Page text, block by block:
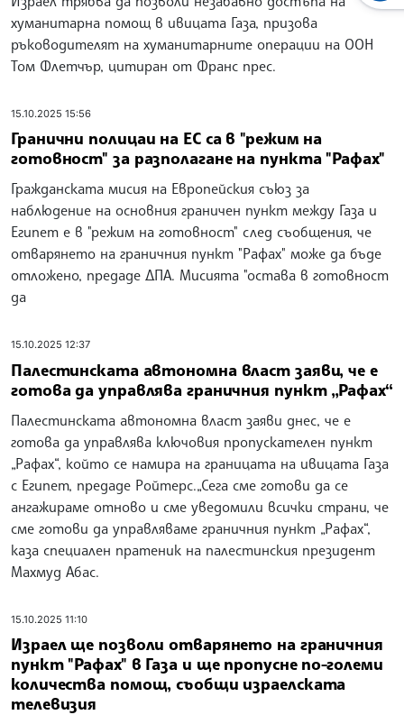
хуманитарна помощ в ивицата Газа, призова
ръководителят на хуманитарните операции на ООН
Том Флетчър, цитиран от Франс прес.
15.10.2025 15:56
Гранични полицаи на ЕС са в "режим на
готовност" за разполагане на пункта "Рафах"
Гражданската мисия на Европейския съюз за
наблюдение на основния граничен пункт между Газа и
Египет е в "режим на готовност" след съобщения, че
отварянето на граничния пункт "Рафах" може да бъде
отложено, предаде ДПА. Мисията "остава в готовност
да
15.10.2025 12:37
Палестинската автономна власт заяви, че е
готова да управлява граничния пункт „Рафах“
Палестинската автономна власт заяви днес, че е
готова да управлява ключовия пропускателен пункт
„Рафах“, който се намира на границата на ивицата Газа
с Египет, предаде Ройтерс.„Сега сме готови да се
ангажираме отново и сме уведомили всички страни, че
сме готови да управляваме граничния пункт „Рафах“,
каза специален пратеник на палестинския президент
Махмуд Абас.
15.10.2025 11:10
Израел ще позволи отварянето на граничния
пункт "Рафах" в Газа и ще пропусне по-големи
количества помощ, съобщи израелската
телевизия